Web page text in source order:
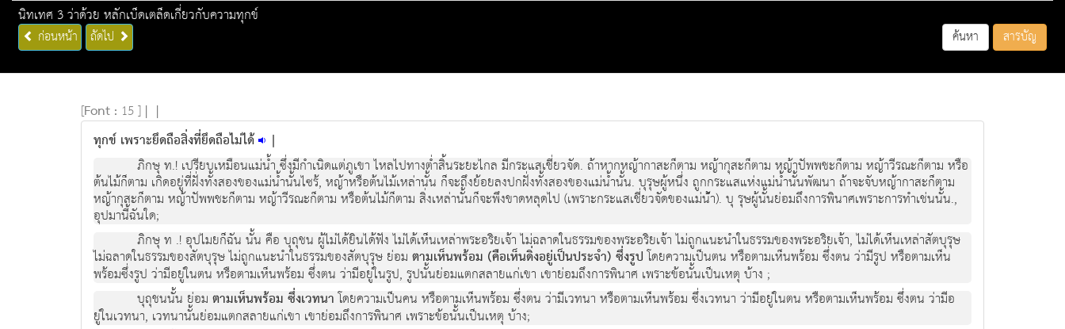
นิทเทศ 3 ว่าด้วย หลักเบ็ดเตล็ดเกี่ยวกับความทุกข์
ก่อนหน้า ถัดไป ค้นหา สารบัญ
[Font : 15 ] | |
ทุกข์ เพราะยึดถือสิ่งที่ยึดถือไม่ได้ |
ภิกษุ ท.! เปรียบเหมือนแมน้ำ ซึ่งมีกําเนิดแตภูเขา ไหลไปทางต่ำสิ้นระยะไกล มีกระแสเชี่ยวจัด. ถาหากหญากาสะก็ตาม หญากุสะก็ตาม หญาปพพชะก็ตาม หญาวีรณะก็ตาม หรือ
ตนไมก็ตาม เกิดอยูที่ฝงทั้งสองของแมน้ำนั้นไซร, หญาหรือตนไมเหลานั้น ก็จะถึงยอยลงปกฝงทั้งสองของแมน้ำนั้น. บุรุษผูหนึ่ง ถูกกระแสแหงแมน้ำนั้นพัฒนา ถาจะจับหญากาสะก็ตาม
หญากุสะก็ตาม หญาปพพชะก็ตาม หญาวีรณะก็ตาม หรือตนไมก็ตาม สิ่งเหลานั้นก็จะพึงขาดหลุดไป (เพราะกระแสเชี่ยวจัดของแมน้ํา). บุ รุษผูนั้นยอมถึงการพินาศเพราะการทําเชนนั้น.,
อุปมานี้ฉันใด;
ภิกษุ ท .! อุปไมยก็ฉัน นั้น คือ บุถุชน ผูไมไดยินไดฟง ไมไดเห็นเหลาพระอริยเจา ไมฉลาดในธรรมของพระอริยเจา ไมถูกแนะนําในธรรมของพระอริยเจา, ไมไดเห็นเหลาสัตบุรุษ
ไมฉลาดในธรรมของสัตบุรุษ ไมถูกแนะนําในธรรมของสัตบุรุษ ยอม ตามเห็นพรอม (คือเห็นดิ่งอยูเปนประจํา) ซึ่งรูปโดยความเปนตน หรือตามเห็นพรอม ซึ่งตน วามีรูป หรือตามเห็น
พรอมซึ่งรูป ว่ามีอยู่ในตน หรือตามเห็นพรอม ซึ่งตน วามีอยูในรูป, รูปนั้นยอมแตกสลายแกเขา เขายอมถึงการพินาศ เพราะขอนั้นเปนเหตุ บาง ;
บุถุชนนั้น ยอมตามเห็นพรอม ซึ่งเวทนาโดยความเปนคน หรือตามเห็นพรอม ซึ่งตน วามีเวทนา หรือตามเห็นพรอม ซึ่งเวทนา วามีอยูในตน หรือตามเห็นพรอม ซึ่งตน วามีอ
ยูในเวทนา, เวทนานั้นยอมแตกสลายแกเขา เขายอมถึงการพินาศ เพราะขอนั้นเปนเหตุ บาง;